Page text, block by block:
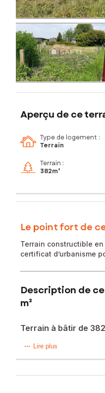
Aperçu de ce
Type de logement :
Terrain
Terrain :
382m²
Le point fort de
Terrain constructible en
certificat d’urbanisme
Description de
m²
Terrain à bâtir de
Terrain à bâtir non
Lire plus